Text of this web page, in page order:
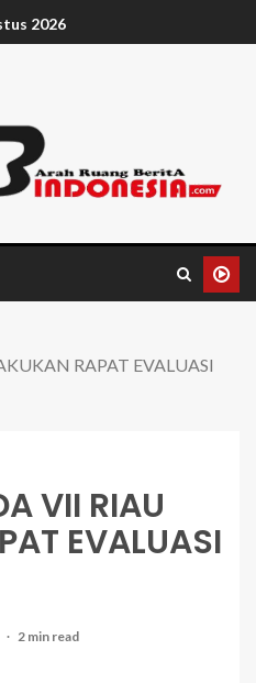
2026
RAPAT EVALUASI
VII RIAU
EVALUASI
2 min read